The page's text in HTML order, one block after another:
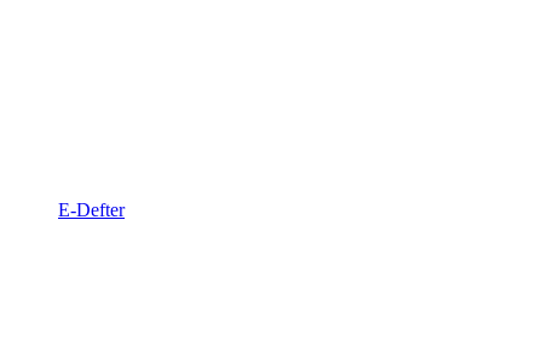
E-Defter